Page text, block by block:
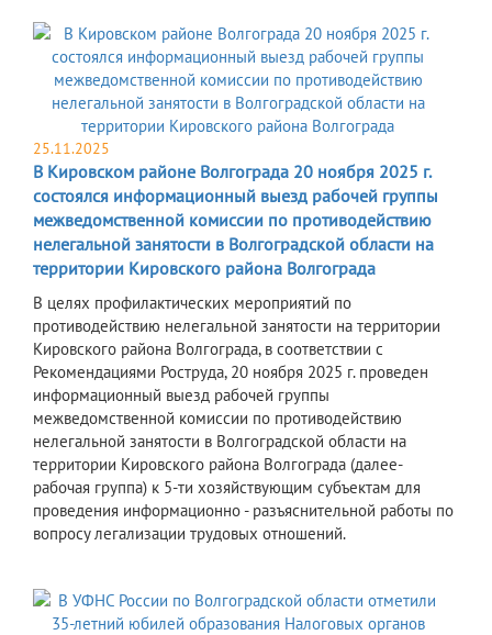
25.11.2025
В Кировском районе Волгограда 20 ноября 2025 г.
состоялся информационный выезд рабочей группы
межведомственной комиссии по противодействию
нелегальной занятости в Волгоградской области на
территории Кировского района Волгограда
В целях профилактических мероприятий по
противодействию нелегальной занятости на территории
Кировского района Волгограда, в соответствии с
Рекомендациями Роструда, 20 ноября 2025 г. проведен
информационный выезд рабочей группы
межведомственной комиссии по противодействию
нелегальной занятости в Волгоградской области на
территории Кировского района Волгограда (далее-
рабочая группа) к 5-ти хозяйствующим субъектам для
проведения информационно - разъяснительной работы по
вопросу легализации трудовых отношений.